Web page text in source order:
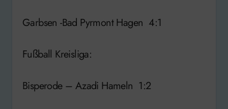
Garbsen -Bad Pyrmont Hagen 4:1
Fußball Kreisliga:
Bisperode – Azadi Hameln 1:2